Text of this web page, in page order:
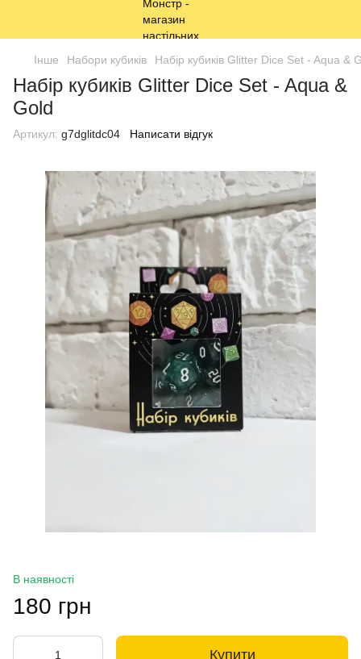
Інше Набори кубиків Набір кубиків Glitter Dice Set - Aqua &
Набір кубиків Glitter Dice Set - Aqua &
Gold
Артикул: g7dglitdc04 Написати відгук
В наявності
180 грн
Купити